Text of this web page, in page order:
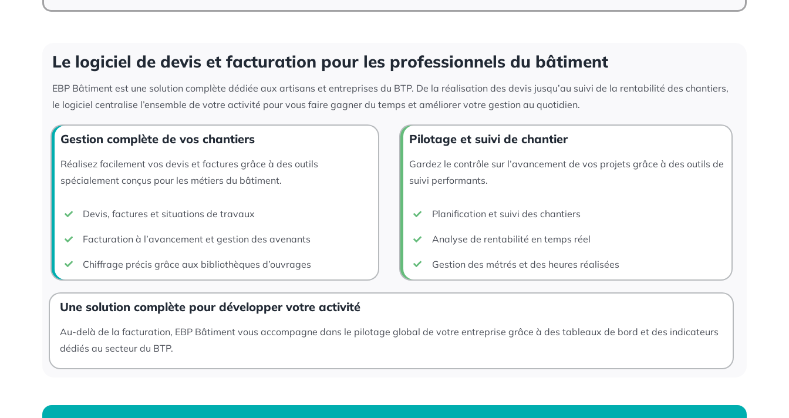
Le logiciel de devis et facturation pour les professionnels du bâtiment
EBP Bâtiment est une solution complète dédiée aux artisans et entreprises du BTP. De la réalisation des devis jusqu’au suivi de la rentabilité des chantiers,
le logiciel centralise l’ensemble de votre activité pour vous faire gagner du temps et améliorer votre gestion au quotidien.
Gestion complète de vos chantiers
Réalisez facilement vos devis et factures grâce à des outils
spécialement conçus pour les métiers du bâtiment.
Devis, factures et situations de travaux
Facturation à l’avancement et gestion des avenants
Chiffrage précis grâce aux bibliothèques d’ouvrages
Pilotage et suivi de chantier
Gardez le contrôle sur l’avancement de vos projets grâce à des outils de
suivi performants.
Planification et suivi des chantiers
Analyse de rentabilité en temps réel
Gestion des métrés et des heures réalisées
Une solution complète pour développer votre activité
Au-delà de la facturation, EBP Bâtiment vous accompagne dans le pilotage global de votre entreprise grâce à des tableaux de bord et des indicateurs
dédiés au secteur du BTP.